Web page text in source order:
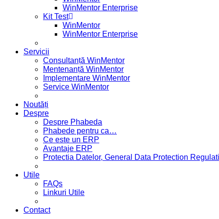
WinMentor Enterprise
Kit Test
WinMentor
WinMentor Enterprise
Servicii
Consultanță WinMentor
Mentenanță WinMentor
Implementare WinMentor
Service WinMentor
Noutăți
Despre
Despre Phabeda
Phabede pentru ca…
Ce este un ERP
Avantaje ERP
Protectia Datelor, General Data Protection
Utile
FAQs
Linkuri Utile
Contact